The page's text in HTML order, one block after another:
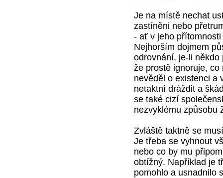
Je na místě nechat
zastíněni nebo
- ať v jeho
Nejhorším dojmem
odrovnání, je-li někdo
že prostě ignoruje,
nevěděl o existenci a
netaktní dráždit a
se také cizí
nezvyklému způsobu
Zvláště taktně se
Je třeba se vyhnout
nebo co by mu
obtížný. Například je
pomohlo a usnadnilo